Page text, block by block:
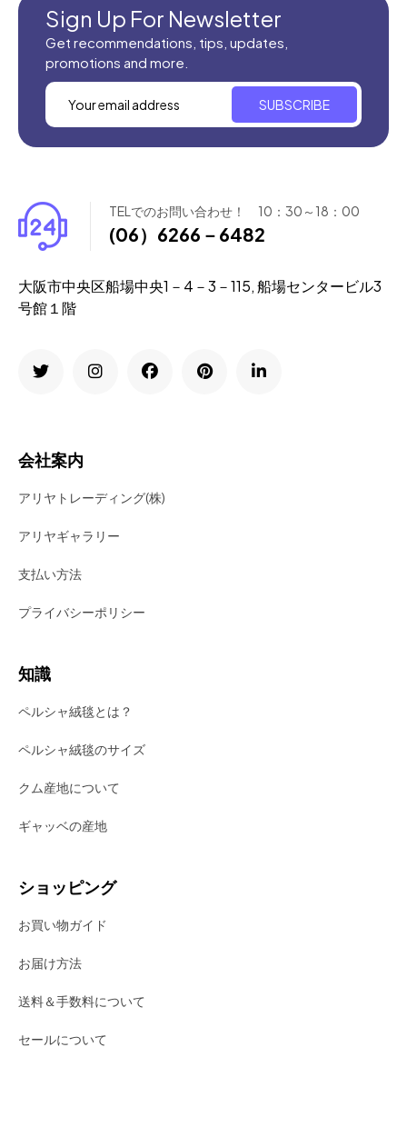
Sign Up For Newsletter
Get recommendations, tips, updates,
promotions and more.
SUBSCRIBE
TELでのお問い合わせ！ 10：30～18：00
(06）6266－6482
大阪市中央区船場中央1－4－3－115, 船場センタービル3
号館１階
会社案内
アリヤトレーディング(株)
アリヤギャラリー
支払い方法
プライバシーポリシー
知識
ペルシャ絨毯とは？
ペルシャ絨毯のサイズ
クム産地について
ギャッベの産地
ショッピング
お買い物ガイド
お届け方法
送料＆手数料について
セールについて